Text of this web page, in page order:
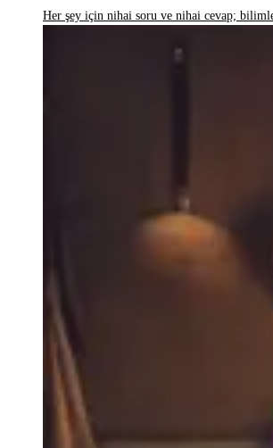
Her şey için nihai soru ve nihai cevap;